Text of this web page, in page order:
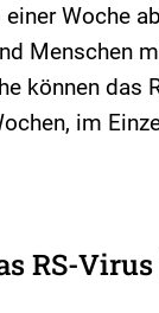
Woche
Menschen
können das
im
RS-